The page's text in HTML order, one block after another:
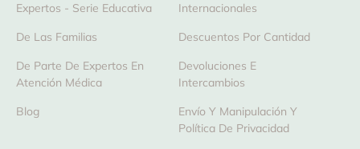
Expertos - Serie Educativa
De Las Familias
De Parte De Expertos En
Atención Médica
Blog
Internacionales
Descuentos Por Cantidad
Devoluciones E
Intercambios
Envío Y Manipulación Y
Política De Privacidad